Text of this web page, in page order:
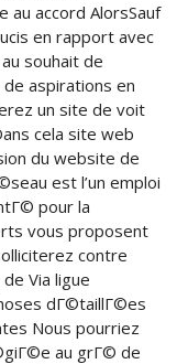
accord AlorsSauf
en rapport avec
souhait de
aspirations en
un site de voit
cela site web
du website de
est l’un emploi
pour la
vous proposent
contre
Via ligue
dГ©taillГ©es
Nous pourriez
au grГ© de